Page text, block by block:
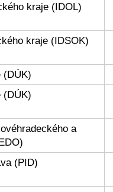
kraje (IDOL)
kraje (IDSOK)
(DÚK)
(DÚK)
a
(PID)